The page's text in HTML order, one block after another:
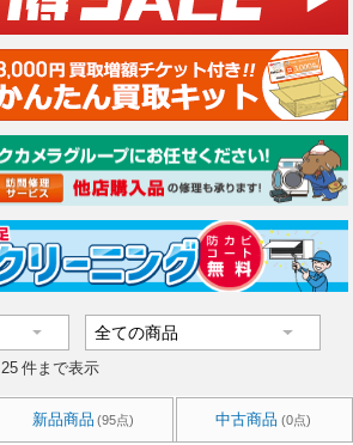
25 件まで表示
新品商品 (95点) 中古商品 (0点)